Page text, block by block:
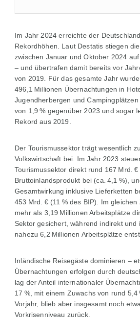
Im Jahr 2024 erreichte der
Rekordhöhen. Laut Destatis stiegen
zwischen Januar und Oktober 2024
– und übertrafen damit bereits vor
von 2019. Für das gesamte Jahr
496,1 Millionen Übernachtungen in
Jugendherbergen und
von 1,9 % gegenüber 2023 und sogar
Rekord aus 2019.
Der Tourismussektor trägt wesentlich
Volkswirtschaft bei. Im Jahr 2023
Tourismussektor direkt rund 167 Mrd. €
Bruttoinlandsprodukt bei (ca. 4,1 %),
Gesamtwirkung inklusive Lieferketten
453 Mrd. € (11 % des BIP). Im
mehr als 3,19 Millionen Arbeitsplätze
Sektor gesichert, während indirekt und
nahezu 6,2 Millionen Arbeitsplätze
Inländische Reisegäste dominieren –
Übernachtungen erfolgen durch
lag der Anteil internationaler
17 %, mit einem Zuwachs von rund 5,4
Vorjahr, blieb aber insgesamt noch
Vorkrisenniveau zurück.